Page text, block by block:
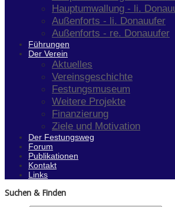
Hauptumwallung - li.
Außenforts - li. Donauufer
Außenforts - re. Donauufer
Führungen
Der Verein
Aktuelles
Vereinsgeschichte
Festungsmuseum
Weitere Projekte
Finanzierung
Ziele und Motivation
Der Festungsweg
Forum
Publikationen
Kontakt
Links
Suchen & Finden